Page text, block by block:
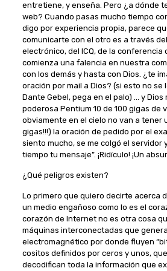
entretiene, y enseña. Pero ¿a dónde
web? Cuando pasas mucho tiempo
digo por experiencia propia, parece
comunicarte con el otro es a través
electrónico, del ICQ, de la conferencia
comienza una falencia en nuestra
con los demás y hasta con Dios. ¿te
oración por mail a Dios? (si esto no se
Dante Gebel, pega en el palo) … y
poderosa Pentium 10 de 100 gigas de
obviamente en el cielo no van a tener
gigas!!!) la oración de pedido por el
siento mucho, se me colgó el servidor
tiempo tu mensaje”. ¡Ridículo! ¡Un
¿Qué peligros existen?
Lo primero que quiero decirte acerca
un medio engañoso como lo es el
corazón de Internet no es otra cosa
máquinas interconectadas que
electromagnético por donde fluyen
cositos definidos por ceros y unos,
decodifican toda la información que